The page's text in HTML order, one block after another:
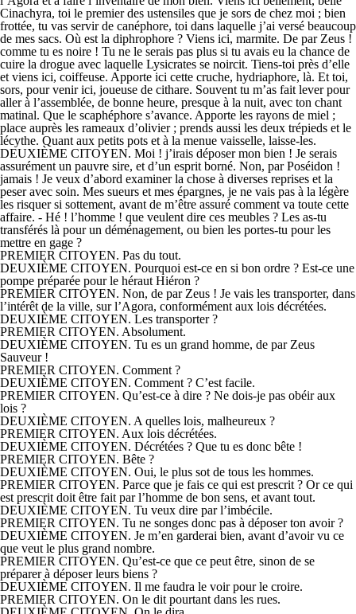
Cinachyra, toi le premier des ustensiles que je sors de chez moi ; bien
frottée, tu vas servir de canéphore, toi dans laquelle j’ai versé beaucoup
de mes sacs. Où est la diphrophore ? Viens ici, marmite. De par Zeus !
comme tu es noire ! Tu ne le serais pas plus si tu avais eu la chance de
cuire la drogue avec laquelle Lysicrates se noircit. Tiens-toi près d’elle
et viens ici, coiffeuse. Apporte ici cette cruche, hydriaphore, là. Et toi,
sors, pour venir ici, joueuse de cithare. Souvent tu m’as fait lever pour
aller à l’assemblée, de bonne heure, presque à la nuit, avec ton chant
matinal. Que le scaphéphore s’avance. Apporte les rayons de miel ;
place auprès les rameaux d’olivier ; prends aussi les deux trépieds et le
lécythe. Quant aux petits pots et à la menue vaisselle, laisse-les.
DEUXIÈME CITOYEN. Moi ! j’irais déposer mon bien ! Je serais
assurément un pauvre sire, et d’un esprit borné. Non, par Poséidon !
jamais ! Je veux d’abord examiner la chose à diverses reprises et la
peser avec soin. Mes sueurs et mes épargnes, je ne vais pas à la légère
les risquer si sottement, avant de m’être assuré comment va toute cette
affaire. - Hé ! l’homme ! que veulent dire ces meubles ? Les as-tu
transférés là pour un déménagement, ou bien les portes-tu pour les
mettre en gage ?
PREMIER CITOYEN. Pas du tout.
DEUXIÈME CITOYEN. Pourquoi est-ce en si bon ordre ? Est-ce une
pompe préparée pour le héraut Hiéron ?
PREMIER CITOYEN. Non, de par Zeus ! Je vais les transporter, dans
l’intérêt de la ville, sur l’Agora, conformément aux lois décrétées.
DEUXIÈME CITOYEN. Les transporter ?
PREMIER CITOYEN. Absolument.
DEUXIÈME CITOYEN. Tu es un grand homme, de par Zeus
Sauveur !
PREMIER CITOYEN. Comment ?
DEUXIÈME CITOYEN. Comment ? C’est facile.
PREMIER CITOYEN. Qu’est-ce à dire ? Ne dois-je pas obéir aux
lois ?
DEUXIÈME CITOYEN. A quelles lois, malheureux ?
PREMIER CITOYEN. Aux lois décrétées.
DEUXIÈME CITOYEN. Décrétées ? Que tu es donc bête !
PREMIER CITOYEN. Bête ?
DEUXIÈME CITOYEN. Oui, le plus sot de tous les hommes.
PREMIER CITOYEN. Parce que je fais ce qui est prescrit ? Or ce qui
est prescrit doit être fait par l’homme de bon sens, et avant tout.
DEUXIÈME CITOYEN. Tu veux dire par l’imbécile.
PREMIER CITOYEN. Tu ne songes donc pas à déposer ton avoir ?
DEUXIÈME CITOYEN. Je m’en garderai bien, avant d’avoir vu ce
que veut le plus grand nombre.
PREMIER CITOYEN. Qu’est-ce que ce peut être, sinon de se
préparer à déposer leurs biens ?
DEUXIÈME CITOYEN. Il me faudra le voir pour le croire.
PREMIER CITOYEN. On le dit pourtant dans les rues.